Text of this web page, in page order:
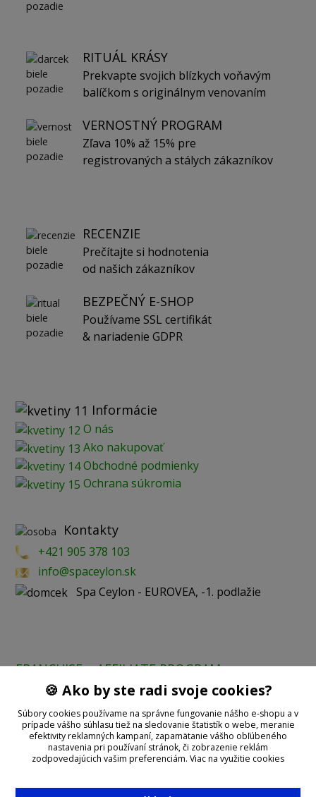
RITUÁL KRÁSY
Prekvapte svojich blízkych voňavým
balíčkom s originálnym venovaním
VERNOSTNÝ PROGRAM
Zľava 10% až 15% pre
registrovaných a stálych zákazníkov
RECENZIE
Prečítajte si hodnotenia
od našich zákazníkov
BEZPEČNÝ E-SHOP
Používame SSL certifikát
& nariadenie GDPR
Informácie
O nás
Ako nakupovať
Obchodné podmienky
Ochrana súkromia
Kontakty
+421 905 378 103
info@spaceylon.sk
Spa Ceylon - EUROVEA, -1. podlažie
FRANCHISE AFFILIATE PROGRAM
Prijímame online platby:
🍪 Ako by ste radi svoje cookies?
Súbory cookies používame na správne fungovanie nášho e-shopu a v
prípade vášho súhlasu tiež na sledovanie štatistík o webe, meranie
efektivity reklamných kampaní, zapamätanie vášho obľúbeného
nastavenia pri používaní stránok, či zobrazenie reklám
zodpovedajúcich vašim preferenciám. Viac na využitie cookies